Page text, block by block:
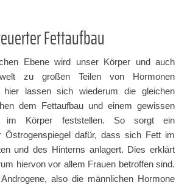
Fettaufbau
Ebene wird unser Körper und auch
zu großen Teilen von Hormonen
hier lassen sich wiederum die gleichen
dem Fettaufbau und einem gewissen
im Körper feststellen. So sorgt ein
Östrogenspiegel dafür, dass sich Fett im
und des Hinterns anlagert. Dies erklärt
hiervon vor allem Frauen betroffen sind.
also die männlichen Hormone